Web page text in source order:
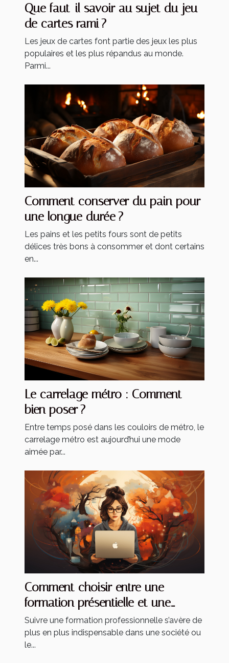
Que faut-il savoir au sujet du jeu
de cartes rami ?
Les jeux de cartes font partie des jeux les plus
populaires et les plus répandus au monde.
Parmi...
Comment conserver du pain pour
une longue durée ?
Les pains et les petits fours sont de petits
délices très bons à consommer et dont certains
en...
Le carrelage métro : Comment
bien poser ?
Entre temps posé dans les couloirs de métro, le
carrelage métro est aujourd’hui une mode
aimée par...
Comment choisir entre une
formation présentielle et une
formation à distance ?
Suivre une formation professionnelle s’avère de
plus en plus indispensable dans une société ou
le...